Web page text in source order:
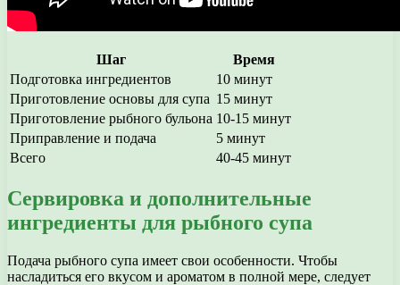
Шаг
Время
Подготовка ингредиентов
10 минут
Приготовление основы для супа 15 минут
Приготовление рыбного бульона 10-15 минут
Приправление и подача
5 минут
Всего
40-45 минут
Сервировка и дополнительные
ингредиенты для рыбного супа
Подача рыбного супа имеет свои особенности. Чтобы
насладиться его вкусом и ароматом в полной мере, следует